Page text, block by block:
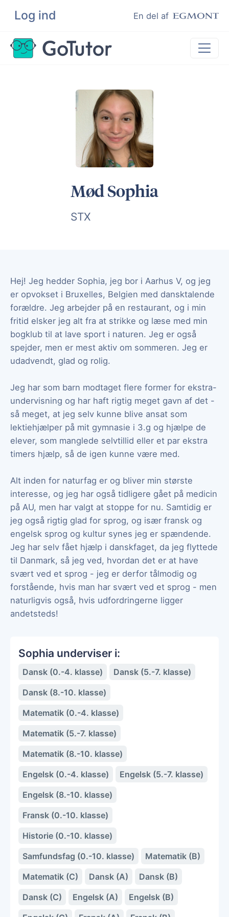
Log ind En del af
Søg
Lektiehjælp
Eksamenshjælp
Hjælp til ordblinde
Kundeudtalelser
Mød Sophia
STX
Hej! Jeg hedder Sophia, jeg bor i Aarhus V, og jeg
er opvokset i Bruxelles, Belgien med dansktalende
forældre. Jeg arbejder på en restaurant, og i min
fritid elsker jeg alt fra at strikke og læse med min
bogklub til at lave sport i naturen. Jeg er også
spejder, men er mest aktiv om sommeren. Jeg er
udadvendt, glad og rolig.
Jeg har som barn modtaget flere former for ekstra-
undervisning og har haft rigtig meget gavn af det -
så meget, at jeg selv kunne blive ansat som
lektiehjælper på mit gymnasie i 3.g og hjælpe de
elever, som manglede selvtillid eller et par ekstra
timers hjælp, så de igen kunne være med.
Alt inden for naturfag er og bliver min største
interesse, og jeg har også tidligere gået på medicin
på AU, men har valgt at stoppe for nu. Samtidig er
jeg også rigtig glad for sprog, og især fransk og
engelsk sprog og kultur synes jeg er spændende.
Jeg har selv fået hjælp i danskfaget, da jeg flyttede
til Danmark, så jeg ved, hvordan det er at have
svært ved et sprog - jeg er derfor tålmodig og
forstående, hvis man har svært ved et sprog - men
naturligvis også, hvis udfordringerne ligger
andetsteds!
Sophia underviser i:
Dansk (0.-4. klasse)
Dansk (5.-7. klasse)
Dansk (8.-10. klasse)
Matematik (0.-4. klasse)
Matematik (5.-7. klasse)
Matematik (8.-10. klasse)
Engelsk (0.-4. klasse)
Engelsk (5.-7. klasse)
Engelsk (8.-10. klasse)
Fransk (0.-10. klasse)
Historie (0.-10. klasse)
Samfundsfag (0.-10. klasse)
Matematik (B)
Matematik (C)
Dansk (A)
Dansk (B)
Dansk (C)
Engelsk (A)
Engelsk (B)